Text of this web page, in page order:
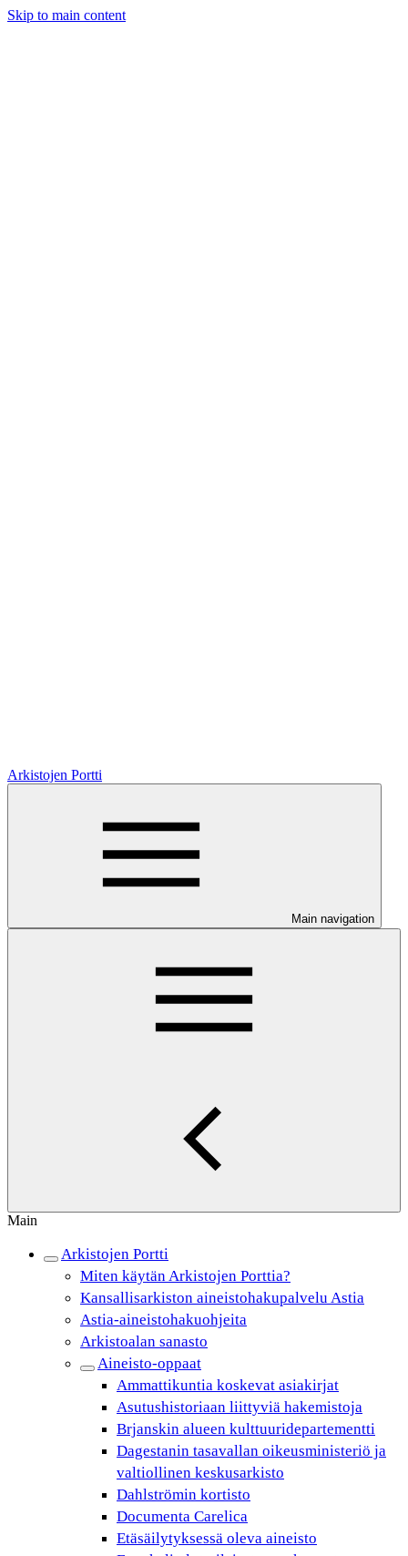
Skip to main content
Arkistojen Portti
Main navigation
Main
Arkistojen Portti
Miten käytän Arkistojen Porttia?
Kansallisarkiston aineistohakupalvelu Astia
Astia-aineistohakuohjeita
Arkistoalan sanasto
Aineisto-oppaat
Ammattikuntia koskevat asiakirjat
Asutushistoriaan liittyviä hakemistoja
Brjanskin alueen kulttuuridepartementti
Dagestanin tasavallan oikeusministeriö ja
valtiollinen keskusarkisto
Dahlströmin kortisto
Documenta Carelica
Etäsäilytyksessä oleva aineisto